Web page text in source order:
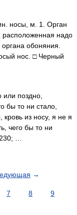
носы, м. 1. Орган
расположенная надо
обоняния.
нос. □ Черный
поздно,
бы то ни стало,
кровь из носу, я не я
чего бы то ни
…
→
7 8
9